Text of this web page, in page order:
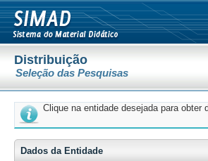
Distribuição
Seleção das Pesquisas
Clique na entidade desejada para
Dados da Entidade